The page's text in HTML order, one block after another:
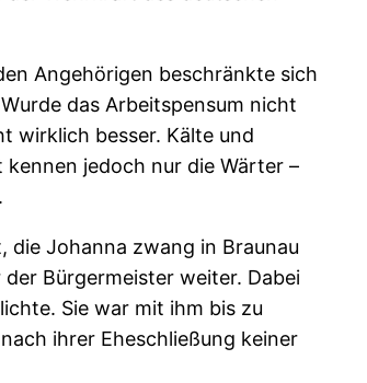
Angehörigen beschränkte sich
das Arbeitspensum nicht
wirklich besser. Kälte und
jedoch nur die Wärter –
die Johanna zwang in Braunau
Bürgermeister weiter. Dabei
Sie war mit ihm bis zu
ihrer Eheschließung keiner